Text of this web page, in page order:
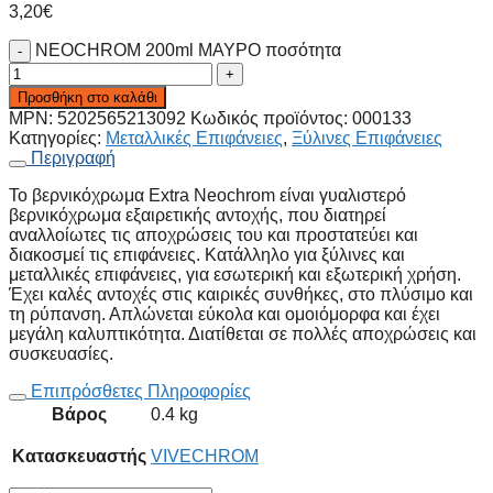
3,20€
NEOCHROM 200ml ΜΑΥΡΟ ποσότητα
Προσθήκη στο καλάθι
MPN: 5202565213092 Κωδικός προϊόντος: 000133
Κατηγορίες: Μεταλλικές Επιφάνειες, Ξύλινες Επιφάνειες
Περιγραφή
Το βερνικόχρωμα Extra Neochrom είναι γυαλιστερό
βερνικόχρωμα εξαιρετικής αντοχής, που διατηρεί
αναλλοίωτες τις αποχρώσεις του και προστατεύει και
διακοσμεί τις επιφάνειες. Κατάλληλο για ξύλινες και
μεταλλικές επιφάνειες, για εσωτερική και εξωτερική χρήση.
Έχει καλές αντοχές στις καιρικές συνθήκες, στο πλύσιμο και
τη ρύπανση. Απλώνεται εύκολα και ομοιόμορφα και έχει
μεγάλη καλυπτικότητα. Διατίθεται σε πολλές αποχρώσεις και
συσκευασίες.
Επιπρόσθετες Πληροφορίες
Βάρος
0.4 kg
Κατασκευαστής VIVECHROM